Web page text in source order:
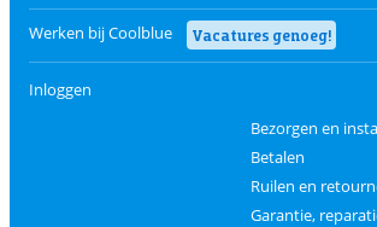
Werken bij Coolblue Vacatures genoeg!
Inloggen
Bezorgen en
Betalen
Ruilen en
Garantie,